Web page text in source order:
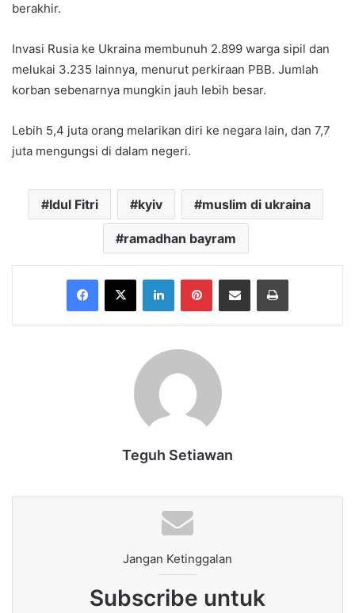
berakhir.
Invasi Rusia ke Ukraina membunuh 2.899 warga sipil dan
melukai 3.235 lainnya, menurut perkiraan PBB. Jumlah
korban sebenarnya mungkin jauh lebih besar.
Lebih 5,4 juta orang melarikan diri ke negara lain, dan 7,7
juta mengungsi di dalam negeri.
Idul Fitri kyiv muslim di ukraina
ramadhan bayram
Facebook
X LinkedInPinterestShare via Email Print
Teguh Setiawan
Jangan Ketinggalan
Subscribe untuk